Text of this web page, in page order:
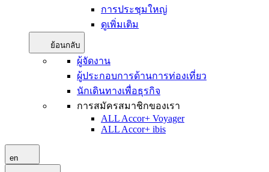
การประชุมใหญ่
ดูเพิ่มเติม
ย้อนกลับ
ผู้จัดงาน
ผู้ประกอบการด้านการท่องเที่ยว
นักเดินทางเพื่อธุรกิจ
การสมัครสมาชิกของเรา
ALL Accor+ Voyager
ALL Accor+ ibis
en